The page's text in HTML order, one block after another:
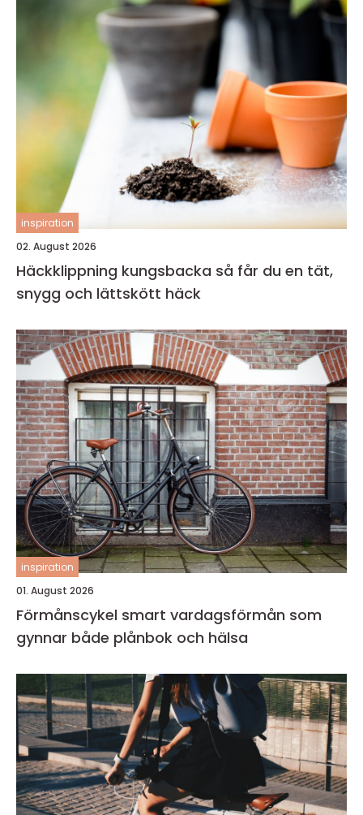
inspiration
02. August 2026
Häckklippning kungsbacka så får du en tät,
snygg och lättskött häck
inspiration
01. August 2026
Förmånscykel smart vardagsförmån som
gynnar både plånbok och hälsa